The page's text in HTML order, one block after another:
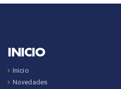
INICIO
Inicio
Novedades